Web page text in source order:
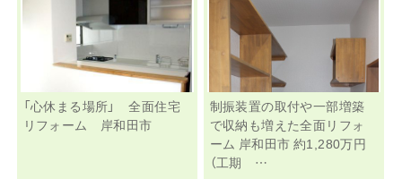
「心休まる場所」 全面住宅
リフォーム 岸和田市
制振装置の取付や一部増築
で収納も増えた全面リフォ
ーム 岸和田市 約1,280万円
（工期 …